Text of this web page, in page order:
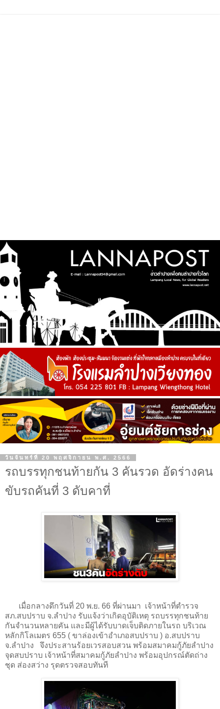
วันจันทร์ที่ 20 พฤศจิกายน พ.ศ. 2566
รถบรรทุกชนท้ายกัน 3 คันรวด อัดร่างคน
ขับรถคันที่ 3 ดับคาที่
เมื่อกลางดึกวันที่ 20 พ.ย. 66 ที่ผ่านมา เจ้าหน้าที่ตำรวจ
สภ.สบปราบ จ.ลำปาง รับแจ้งว่าเกิดอุบัติเหตุ รถบรรทุกชนท้าย
กันจำนวนหลายคัน และมีผู้ได้รับบาดเจ็บติดภายในรถ บริเวณ
หลักกิโลเมตร 655 ( ขาล่องเข้าอำเภอสบปราบ ) อ.สบปราบ
จ.ลำปาง จึงประสานร้อยเวรสอบสวน พร้อมสมาคมกู้ภัยลำปาง
จุดสบปราบ เจ้าหน้าที่สมาคมกู้ภัยลำปาง พร้อมอุปกรณ์ตัดถ่าง
ชุด ส่องสว่าง รุดตรวจสอบทันที